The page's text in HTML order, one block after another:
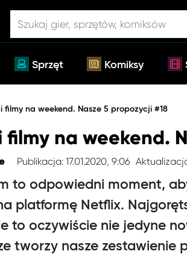
Sprzęt Komiksy
filmy na weekend. Nasze 5 propozycji #18
na weekend.
Publikacja: 17.01.2020, 9:06
to odpowiedni moment,
platformę Netflix.
to oczywiście nie jedyne
tworzy nasze zestawienie